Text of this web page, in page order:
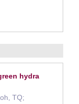
hydra
TQ;